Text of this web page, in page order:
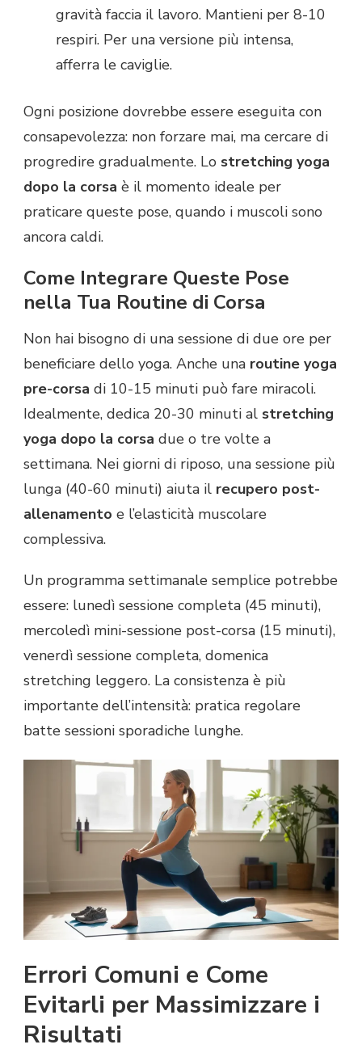
gravità faccia il lavoro. Mantieni per 8-10
respiri. Per una versione più intensa,
afferra le caviglie.
Ogni posizione dovrebbe essere eseguita con
consapevolezza: non forzare mai, ma cercare di
progredire gradualmente. Lo stretching yoga
dopo la corsa è il momento ideale per
praticare queste pose, quando i muscoli sono
ancora caldi.
Come Integrare Queste Pose
nella Tua Routine di Corsa
Non hai bisogno di una sessione di due ore per
beneficiare dello yoga. Anche una routine yoga
pre-corsa di 10-15 minuti può fare miracoli.
Idealmente, dedica 20-30 minuti al stretching
yoga dopo la corsa due o tre volte a
settimana. Nei giorni di riposo, una sessione più
lunga (40-60 minuti) aiuta il recupero post-
allenamento e l’elasticità muscolare
complessiva.
Un programma settimanale semplice potrebbe
essere: lunedì sessione completa (45 minuti),
mercoledì mini-sessione post-corsa (15 minuti),
venerdì sessione completa, domenica
stretching leggero. La consistenza è più
importante dell’intensità: pratica regolare
batte sessioni sporadiche lunghe.
Errori Comuni e Come
Evitarli per Massimizzare i
Risultati